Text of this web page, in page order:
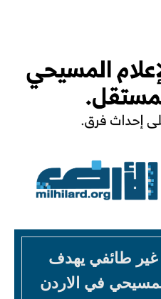
غير طائفي يهدف
في الاردن